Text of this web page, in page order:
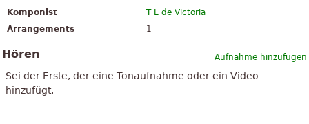
Komponist
T L de Victoria
Arrangements
1
Aufnahme hinzufügen
Hören
Sei der Erste, der eine Tonaufnahme oder ein Video
hinzufügt.